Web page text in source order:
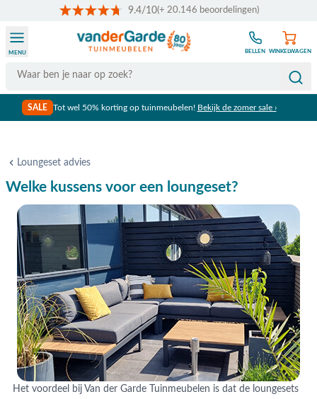
9.4/10(+ 20.146 beoordelingen)
Search
MENU BELLEN WINKELWAGEN
SALE Tot wel 50% korting op tuinmeubelen! Bekijk de zomer sale ›
Loungeset advies
Welke kussens voor een loungeset?
Het voordeel bij Van der Garde Tuinmeubelen is dat de loungesets